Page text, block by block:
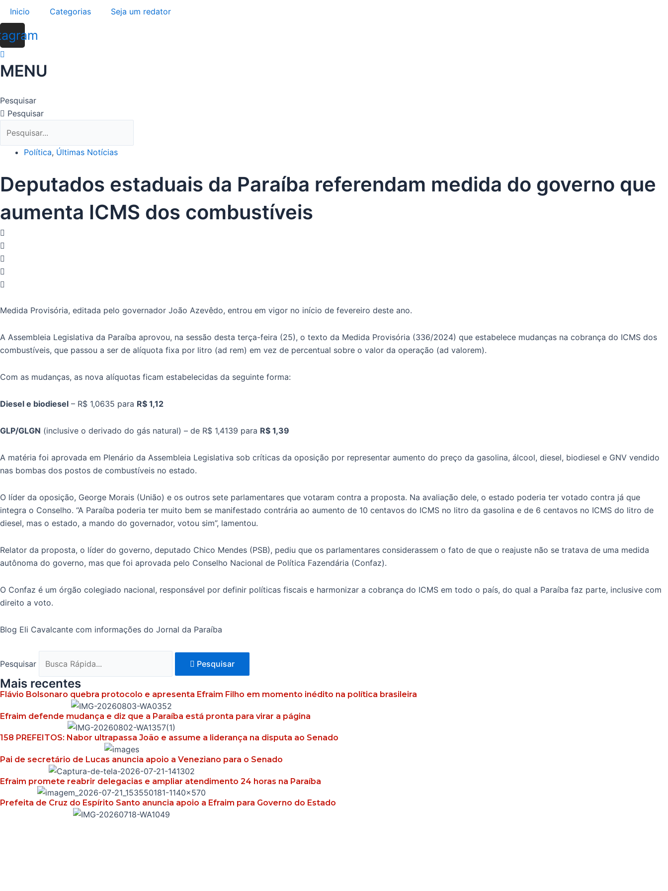
o
conteúdo
Inicio Categorias Seja um redator
MENU
Pesquisar
Pesquisar
Política, Últimas Notícias
Deputados estaduais da Paraíba referendam medida do governo que
aumenta ICMS dos combustíveis
Medida Provisória, editada pelo governador João Azevêdo, entrou em vigor no início de fevereiro deste ano.
A Assembleia Legislativa da Paraíba aprovou, na sessão desta terça-feira (25), o texto da Medida Provisória (336/2024) que estabelece mudanças na cobrança do ICMS dos
combustíveis, que passou a ser de alíquota fixa por litro (ad rem) em vez de percentual sobre o valor da operação (ad valorem).
Com as mudanças, as nova alíquotas ficam estabelecidas da seguinte forma:
Diesel e biodiesel – R$ 1,0635 para R$ 1,12
GLP/GLGN (inclusive o derivado do gás natural) – de R$ 1,4139 para R$ 1,39
A matéria foi aprovada em Plenário da Assembleia Legislativa sob críticas da oposição por representar aumento do preço da gasolina, álcool, diesel, biodiesel e GNV vendido
nas bombas dos postos de combustíveis no estado.
O líder da oposição, George Morais (União) e os outros sete parlamentares que votaram contra a proposta. Na avaliação dele, o estado poderia ter votado contra já que
integra o Conselho. “A Paraíba poderia ter muito bem se manifestado contrária ao aumento de 10 centavos do ICMS no litro da gasolina e de 6 centavos no ICMS do litro de
diesel, mas o estado, a mando do governador, votou sim”, lamentou.
Relator da proposta, o líder do governo, deputado Chico Mendes (PSB), pediu que os parlamentares considerassem o fato de que o reajuste não se tratava de uma medida
autônoma do governo, mas que foi aprovada pelo Conselho Nacional de Política Fazendária (Confaz).
O Confaz é um órgão colegiado nacional, responsável por definir políticas fiscais e harmonizar a cobrança do ICMS em todo o país, do qual a Paraíba faz parte, inclusive com
direito a voto.
Blog Eli Cavalcante com informações do Jornal da Paraíba
Pesquisar Pesquisar
Mais recentes
Flávio Bolsonaro quebra protocolo e apresenta Efraim Filho em momento inédito na política brasileira
Efraim defende mudança e diz que a Paraíba está pronta para virar a página
158 PREFEITOS: Nabor ultrapassa João e assume a liderança na disputa ao Senado
Pai de secretário de Lucas anuncia apoio a Veneziano para o Senado
Efraim promete reabrir delegacias e ampliar atendimento 24 horas na Paraíba
Prefeita de Cruz do Espírito Santo anuncia apoio a Efraim para Governo do Estado